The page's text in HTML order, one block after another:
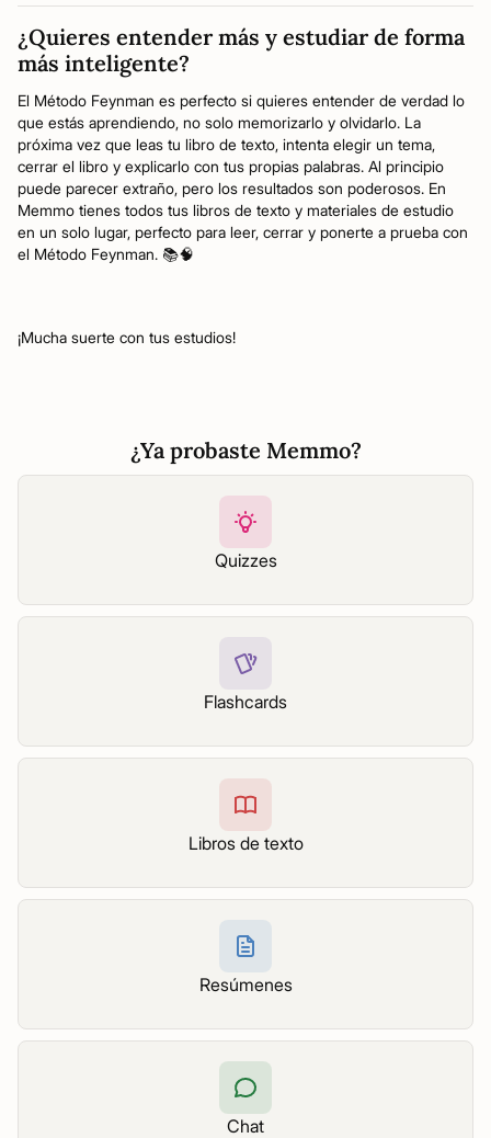
¿Quieres entender más y estudiar de forma
más inteligente?
El Método Feynman es perfecto si quieres entender de verdad lo
que estás aprendiendo, no solo memorizarlo y olvidarlo. La
próxima vez que leas tu libro de texto, intenta elegir un tema,
cerrar el libro y explicarlo con tus propias palabras. Al principio
puede parecer extraño, pero los resultados son poderosos. En
Memmo tienes todos tus libros de texto y materiales de estudio
en un solo lugar, perfecto para leer, cerrar y ponerte a prueba con
el Método Feynman. 📚🧠
¡Mucha suerte con tus estudios!
¿Ya probaste Memmo?
Quizzes
Flashcards
Libros de texto
Resúmenes
Chat